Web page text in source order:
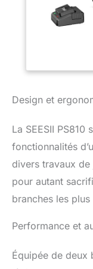
Design et
La SEESII
fonctionnalités
divers travaux
pour autant
branches les
Performance et
Équipée de deux